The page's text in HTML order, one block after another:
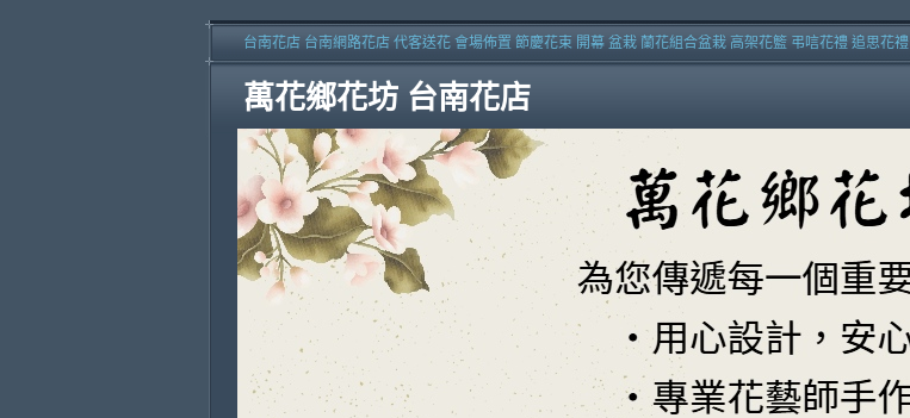
萬花鄉花坊 台南花店
台南花店 台南網路花店 代客送花 會場佈置 節慶花束 開幕 盆栽 蘭花組合盆栽 高架花籃 弔唁花禮 追思花禮